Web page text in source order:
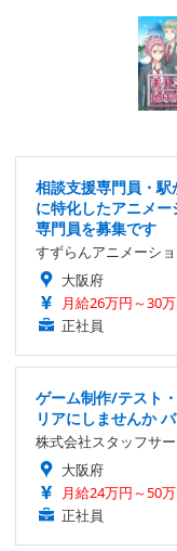
相談支援専門員・
に特化したアニメ
専門員を募集です
すずらんアニメーシ
大阪府
月給26万円～30
正社員
ゲーム制作/テスト
リアにしませんか
株式会社スタッフサ
大阪府
月給24万円～50
正社員